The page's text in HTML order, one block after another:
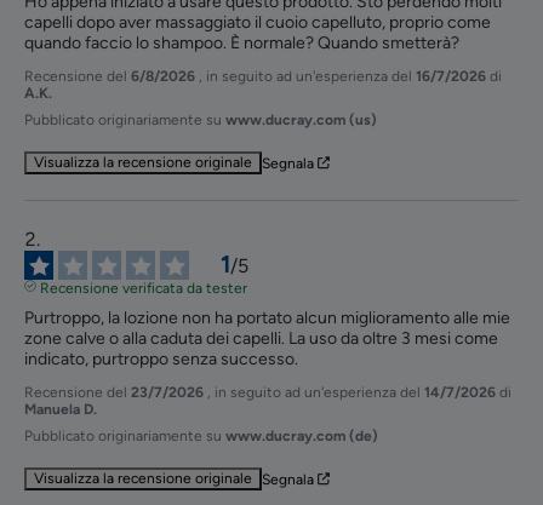
capelli dopo aver massaggiato il cuoio capelluto, proprio come
quando faccio lo shampoo. È normale? Quando smetterà?
Recensione del 6/8/2026 , in seguito ad un'esperienza del 16/7/2026 di
A.K.
Pubblicato originariamente su www.ducray.com (us)
Visualizza la recensione originale Segnala
1/5
Recensione verificata da tester
Purtroppo, la lozione non ha portato alcun miglioramento alle mie
zone calve o alla caduta dei capelli. La uso da oltre 3 mesi come
indicato, purtroppo senza successo.
Recensione del 23/7/2026 , in seguito ad un'esperienza del 14/7/2026 di
Manuela D.
Pubblicato originariamente su www.ducray.com (de)
Visualizza la recensione originale Segnala